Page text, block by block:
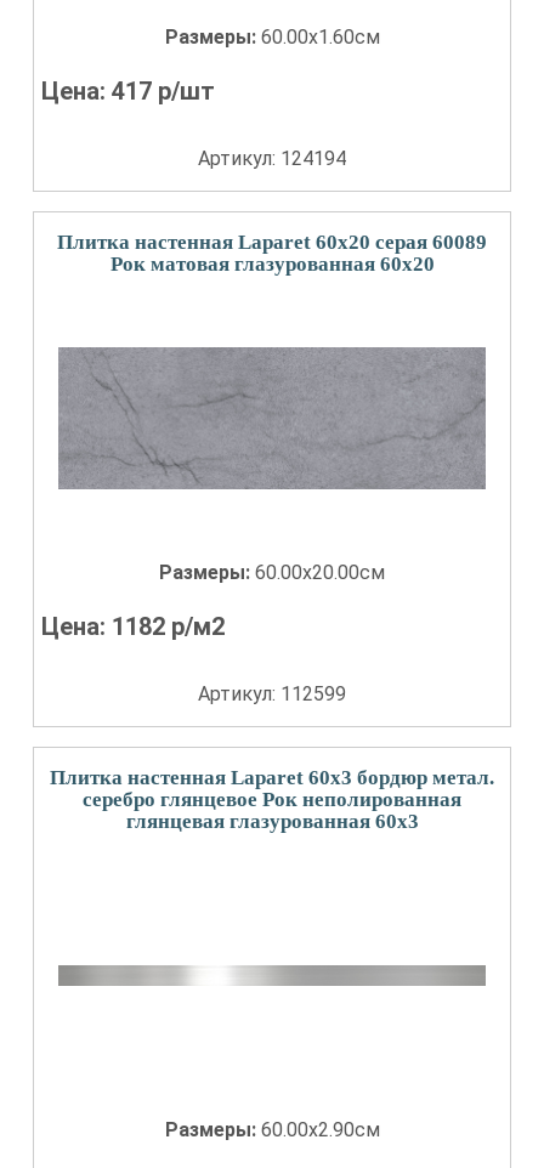
Размеры: 60.00x1.60см
Цена:417 р/шт
Артикул: 124194
Плитка настенная Laparet 60x20 серая 60089
Рок матовая глазурованная 60x20
Размеры: 60.00x20.00см
Цена: 1182 р/м2
Артикул: 112599
Плитка настенная Laparet 60x3 бордюр метал.
серебро глянцевое Рок неполированная
глянцевая глазурованная 60x3
Размеры: 60.00x2.90см